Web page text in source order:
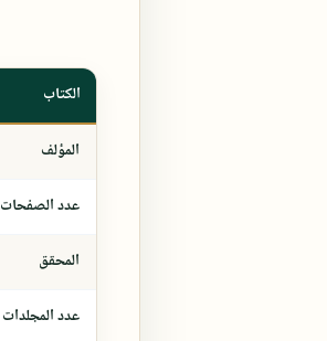
الكتاب
المؤلف
عدد الصفحات
المحقق
عدد المجلدات